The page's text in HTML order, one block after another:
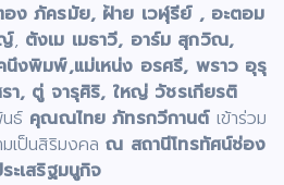
ง ภัครมัย, ฝ้าย เวฬุรีย์ , อะตอม
, ตังเม เมธาวี, อาร์ม สุกวิณ,
นึงพิมพ์,แม่เหน่ง อรศรี, พราว อุรุ
, ตู่ จารุศิริ, ใหญ่ วัชรเกียรติ
ธ์ คุณณไทย ภัทรกวีกานต์ เข้าร่วม
เป็นสิริมงคลณ สถานีโทรทัศน์ช่อง
ะเสริฐมนูกิจ